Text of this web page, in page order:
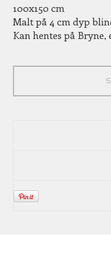
100x150 cm
Malt på 4 cm dyp
Kan hentes på Bryne,